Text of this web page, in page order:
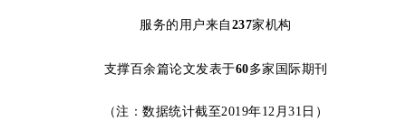
服务的用户来自 237家机构
支撑百余篇论文发表于60多家国际期刊
（注：数据统计截至2019年12月31日）